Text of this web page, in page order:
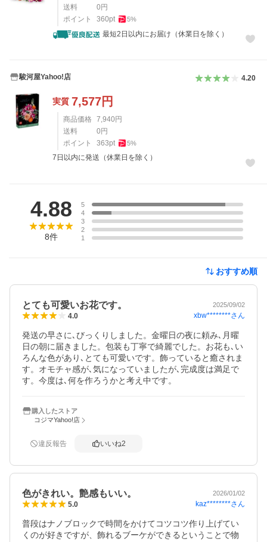
送料
0 円
ポイント
360pt 5%
最短2日以内にお届け（休業日を除く）
駿河屋Yahoo!店 4.20
実質 7,577円
商品価格 7,940 円
送料
0 円
ポイント
363pt 5%
7日以内に発送（休業日を除く）
4.88
8件
5
4
3
2
1
おすすめ順
とても可愛いお花です。 2025/09/02
4.0 xbw********さん
発送の早さに､びっくりしました。金曜日の夜に頼み､月曜
日の朝に届きました。包装も丁寧で綺麗でした。お花も､い
ろんな色があり､とても可愛いです。飾っていると癒されま
す。オモチャ感が､気になっていましたが､完成度は満足で
す。今度は､何を作ろうかと考え中です。
購入したストア
コジマYahoo!店
違反報告 いいね2
色がきれい。艶感もいい。 2026/01/02
5.0 kaz********さん
普段はナノブロックで時間をかけてコツコツ作り上げてい
くのが好きですが、飾れるブーケができるということで物